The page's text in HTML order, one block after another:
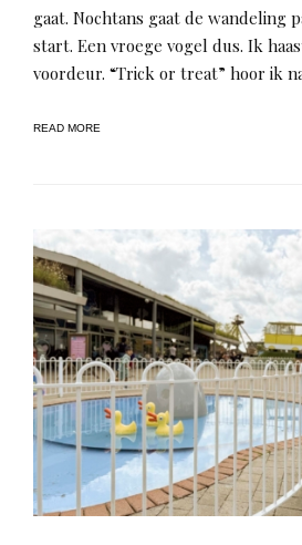
gaat. Nochtans gaat de wandeling
start. Een vroege vogel dus. Ik
voordeur. “Trick or treat” hoor ik
READ MORE